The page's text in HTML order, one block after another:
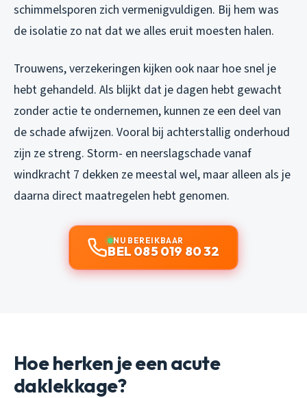
schimmelsporen zich vermenigvuldigen. Bij hem was
de isolatie zo nat dat we alles eruit moesten halen.
Trouwens, verzekeringen kijken ook naar hoe snel je
hebt gehandeld. Als blijkt dat je dagen hebt gewacht
zonder actie te ondernemen, kunnen ze een deel van
de schade afwijzen. Vooral bij achterstallig onderhoud
zijn ze streng. Storm- en neerslagschade vanaf
windkracht 7 dekken ze meestal wel, maar alleen als je
daarna direct maatregelen hebt genomen.
NU BEREIKBAAR
BEL 085 019 80 32
Hoe herken je een acute
daklekkage?